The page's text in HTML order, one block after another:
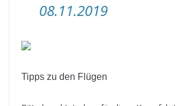
08.11.2019
Tipps zu den Flügen